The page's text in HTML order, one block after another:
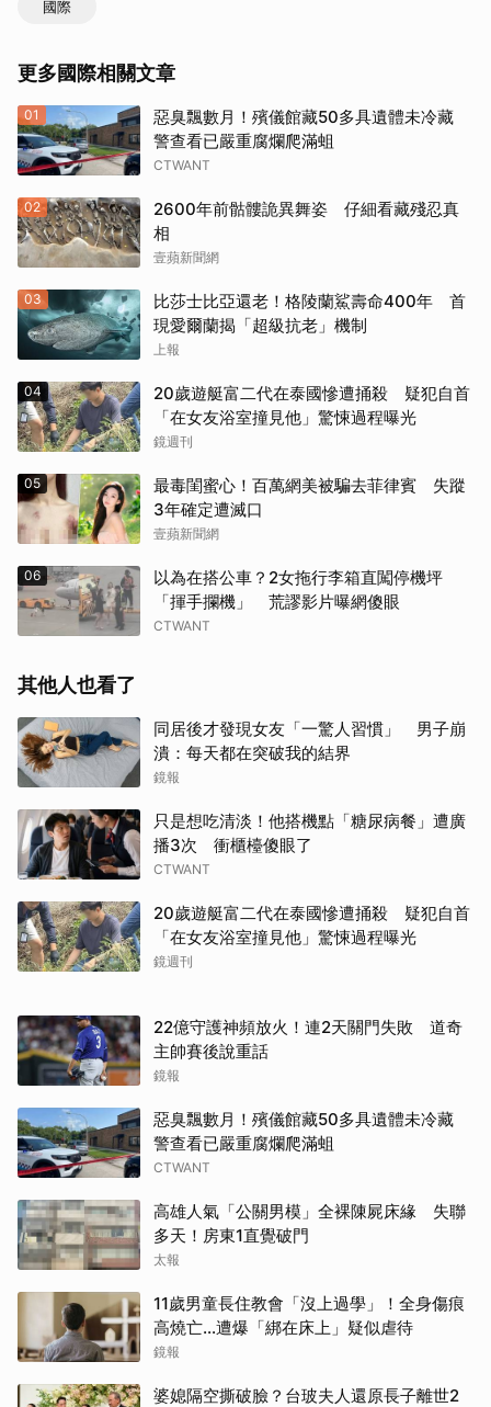
國際
更多國際相關文章
01
惡臭飄數月！殯儀館藏50多具遺體未冷藏
警查看已嚴重腐爛爬滿蛆
CTWANT
02
2600年前骷髏詭異舞姿 仔細看藏殘忍真
相
壹蘋新聞網
03
比莎士比亞還老！格陵蘭鯊壽命400年 首
現愛爾蘭揭「超級抗老」機制
上報
04
20歲遊艇富二代在泰國慘遭捅殺 疑犯自首
「在女友浴室撞見他」驚悚過程曝光
鏡週刊
05
最毒閨蜜心！百萬網美被騙去菲律賓 失蹤
3年確定遭滅口
壹蘋新聞網
06
以為在搭公車？2女拖行李箱直闖停機坪
「揮手攔機」 荒謬影片曝網傻眼
CTWANT
其他人也看了
同居後才發現女友「一驚人習慣」 男子崩
潰：每天都在突破我的結界
鏡報
只是想吃清淡！他搭機點「糖尿病餐」遭廣
播3次 衝櫃檯傻眼了
CTWANT
20歲遊艇富二代在泰國慘遭捅殺 疑犯自首
「在女友浴室撞見他」驚悚過程曝光
鏡週刊
22億守護神頻放火！連2天關門失敗 道奇
主帥賽後說重話
鏡報
惡臭飄數月！殯儀館藏50多具遺體未冷藏
警查看已嚴重腐爛爬滿蛆
CTWANT
高雄人氣「公關男模」全裸陳屍床緣 失聯
多天！房東1直覺破門
太報
11歲男童長住教會「沒上過學」！全身傷痕
高燒亡…遭爆「綁在床上」疑似虐待
鏡報
婆媳隔空撕破臉？台玻夫人還原長子離世2